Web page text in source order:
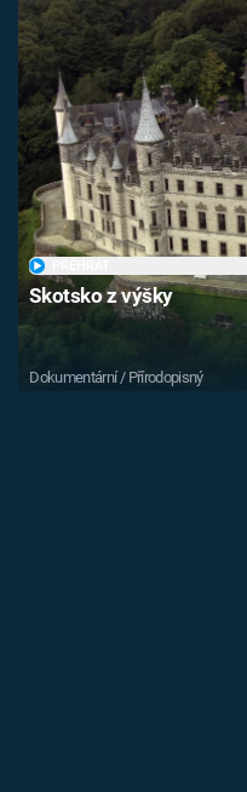
Skotsko z výšky
Dokumentární / Přírodopisný